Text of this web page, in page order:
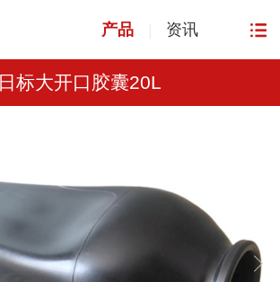
产品 资讯
日标大开口胶囊20L